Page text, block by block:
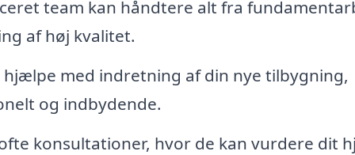
team kan håndtere alt fra
af høj kvalitet.
med indretning af din nye tilbygning,
og indbydende.
konsultationer, hvor de kan vurdere dit